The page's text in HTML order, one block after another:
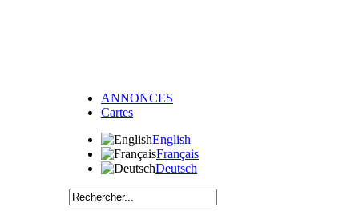
ANNONCES
Cartes
English
Français
Deutsch